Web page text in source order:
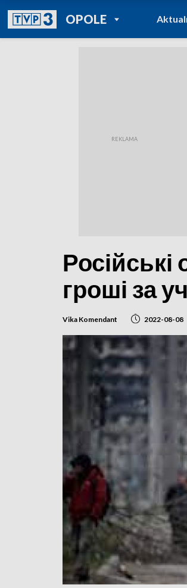
OPOLEPOWRÓT DO
TVP REGIONY
гроші за
Vika Komendant 2022-08-08